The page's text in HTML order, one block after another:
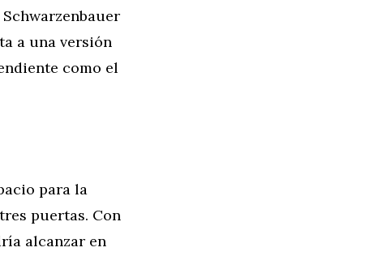
a una versión
como el
para la
puertas. Con
alcanzar en